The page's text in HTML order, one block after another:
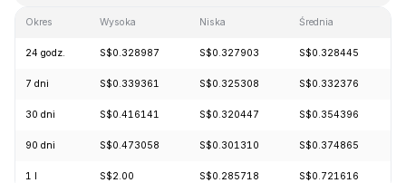
Okres Wysoka Niska Średnia
24 godz. S$0.328987 S$0.327903 S$0.328445
7 dni S$0.339361 S$0.325308 S$0.332376
30 dni S$0.416141 S$0.320447 S$0.354396
90 dni S$0.473058 S$0.301310 S$0.374865
1 l S$2.00 S$0.285718 S$0.721616